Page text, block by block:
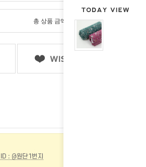
총 상품 금액 원